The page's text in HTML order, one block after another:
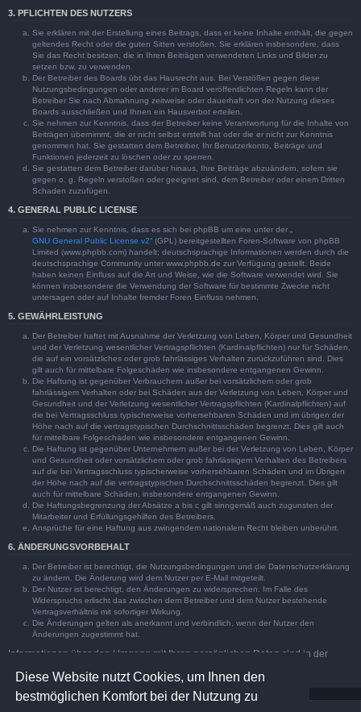
Diese Website nutzt Cookies, um Ihnen den
bestmöglichen Komfort bei der Nutzung zu
3. PFLICHTEN DES NUTZERS
Sie erklären mit der Erstellung eines Beitrags, dass er keine Inhalte enthält, die gegen
geltendes Recht oder die guten Sitten verstoßen. Sie erklären insbesondere, dass
Sie das Recht besitzen, die in Ihren Beiträgen verwendeten Links und Bilder zu
setzen bzw. zu verwenden.
Der Betreiber des Boards übt das Hausrecht aus. Bei Verstößen gegen diese
Nutzungsbedingungen oder anderer im Board veröffentlichten Regeln kann der
Betreiber Sie nach Abmahnung zeitweise oder dauerhaft von der Nutzung dieses
Boards ausschließen und Ihnen ein Hausverbot erteilen.
Sie nehmen zur Kenntnis, dass der Betreiber keine Verantwortung für die Inhalte von
Beiträgen übernimmt, die er nicht selbst erstellt hat oder die er nicht zur Kenntnis
genommen hat. Sie gestatten dem Betreiber, Ihr Benutzerkonto, Beiträge und
Funktionen jederzeit zu löschen oder zu sperren.
Sie gestatten dem Betreiber darüber hinaus, Ihre Beiträge abzuändern, sofern sie
gegen o. g. Regeln verstoßen oder geeignet sind, dem Betreiber oder einem Dritten
Schaden zuzufügen.
4. GENERAL PUBLIC LICENSE
Sie nehmen zur Kenntnis, dass es sich bei phpBB um eine unter der „
GNU General Public License v2“ (GPL) bereitgestellten Foren-Software von phpBB
Limited (www.phpbb.com) handelt; deutschsprachige Informationen werden durch die
deutschsprachige Community unter www.phpbb.de zur Verfügung gestellt. Beide
haben keinen Einfluss auf die Art und Weise, wie die Software verwendet wird. Sie
können insbesondere die Verwendung der Software für bestimmte Zwecke nicht
untersagen oder auf Inhalte fremder Foren Einfluss nehmen.
5. GEWÄHRLEISTUNG
Der Betreiber haftet mit Ausnahme der Verletzung von Leben, Körper und Gesundheit
und der Verletzung wesentlicher Vertragspflichten (Kardinalpflichten) nur für Schäden,
die auf ein vorsätzliches oder grob fahrlässiges Verhalten zurückzuführen sind. Dies
gilt auch für mittelbare Folgeschäden wie insbesondere entgangenen Gewinn.
Die Haftung ist gegenüber Verbrauchern außer bei vorsätzlichem oder grob
fahrlässigem Verhalten oder bei Schäden aus der Verletzung von Leben, Körper und
Gesundheit und der Verletzung wesentlicher Vertragspflichten (Kardinalpflichten) auf
die bei Vertragsschluss typischerweise vorhersehbaren Schäden und im übrigen der
Höhe nach auf die vertragstypischen Durchschnittsschäden begrenzt. Dies gilt auch
für mittelbare Folgeschäden wie insbesondere entgangenen Gewinn.
Die Haftung ist gegenüber Unternehmern außer bei der Verletzung von Leben, Körper
und Gesundheit oder vorsätzlichem oder grob fahrlässigem Verhalten des Betreibers
auf die bei Vertragsschluss typischerweise vorhersehbaren Schäden und im Übrigen
der Höhe nach auf die vertragstypischen Durchschnittsschäden begrenzt. Dies gilt
auch für mittelbare Schäden, insbesondere entgangenen Gewinn.
Die Haftungsbegrenzung der Absätze a bis c gilt sinngemäß auch zugunsten der
Mitarbeiter und Erfüllungsgehilfen des Betreibers.
Ansprüche für eine Haftung aus zwingendem nationalem Recht bleiben unberührt.
6. ÄNDERUNGSVORBEHALT
Der Betreiber ist berechtigt, die Nutzungsbedingungen und die Datenschutzerklärung
zu ändern. Die Änderung wird dem Nutzer per E-Mail mitgeteilt.
Der Nutzer ist berechtigt, den Änderungen zu widersprechen. Im Falle des
Widerspruchs erlischt das zwischen dem Betreiber und dem Nutzer bestehende
Vertragsverhältnis mit sofortiger Wirkung.
Die Änderungen gelten als anerkannt und verbindlich, wenn der Nutzer den
Änderungen zugestimmt hat.
Informationen über den Umgang mit Ihren persönlichen Daten sind in der